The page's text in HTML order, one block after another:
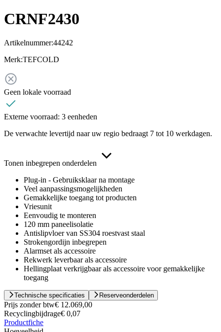
CRNF2430
Artikelnummer:44242
Merk:TEFCOLD
Geen lokale voorraad
Externe voorraad: 3 eenheden
De verwachte levertijd naar uw regio bedraagt 7 tot 10 werkdagen.
Tonen inbegrepen onderdelen
Plug-in - Gebruiksklaar na montage
Veel aanpassingsmogelijkheden
Gemakkelijke toegang tot producten
Vriesunit
Eenvoudig te monteren
120 mm paneelisolatie
Antislipvloer van SS304 roestvast staal
Strokengordijn inbegrepen
Alarmset als accessoire
Rekwerk leverbaar als accessoire
Hellingplaat verkrijgbaar als accessoire voor gemakkelijke
toegang
Technische specificaties Reserveonderdelen
Prijs zonder btw€ 12.069,00
Recyclingbijdrage€ 0,07
Productfiche